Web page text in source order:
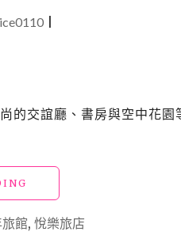
|
的交誼廳、書房與空中花園
蓮
飯
店
館, 悅樂旅店